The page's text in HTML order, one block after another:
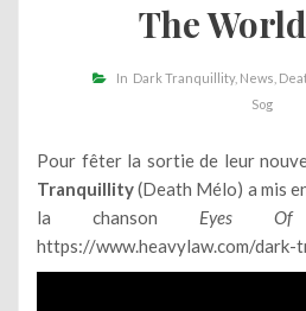
The
In Dark Tranquillity News
Sog
Pour fêter la sortie de leur
Tranquillity(Death Mélo) a mis
la chanson Eyes
https://www.heavylaw.com/